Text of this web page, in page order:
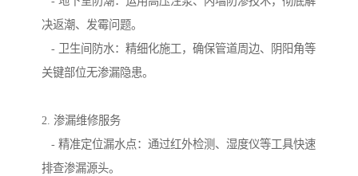
决返潮、发霉问题。
- 卫生间防水：精细化施工，确保管道周边、阴阳角等
关键部位无渗漏隐患。
2. 渗漏维修服务
- 精准定位漏水点：通过红外检测、湿度仪等工具快速
排查渗漏源头。